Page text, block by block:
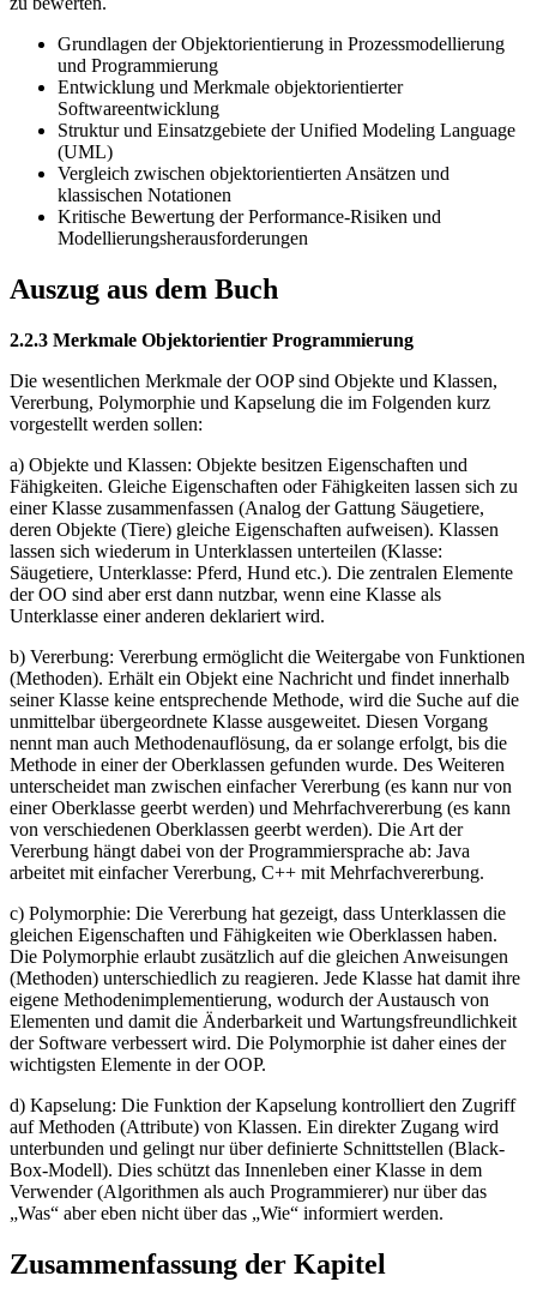
Grundlagen der Objektorientierung in Prozessmodellierung
und Programmierung
Entwicklung und Merkmale objektorientierter
Softwareentwicklung
Struktur und Einsatzgebiete der Unified Modeling Language
(UML)
Vergleich zwischen objektorientierten Ansätzen und
klassischen Notationen
Kritische Bewertung der Performance-Risiken und
Modellierungsherausforderungen
Auszug aus dem Buch
2.2.3 Merkmale Objektorientier Programmierung
Die wesentlichen Merkmale der OOP sind Objekte und Klassen,
Vererbung, Polymorphie und Kapselung die im Folgenden kurz
vorgestellt werden sollen:
a) Objekte und Klassen: Objekte besitzen Eigenschaften und
Fähigkeiten. Gleiche Eigenschaften oder Fähigkeiten lassen sich zu
einer Klasse zusammenfassen (Analog der Gattung Säugetiere,
deren Objekte (Tiere) gleiche Eigenschaften aufweisen). Klassen
lassen sich wiederum in Unterklassen unterteilen (Klasse:
Säugetiere, Unterklasse: Pferd, Hund etc.). Die zentralen Elemente
der OO sind aber erst dann nutzbar, wenn eine Klasse als
Unterklasse einer anderen deklariert wird.
b) Vererbung: Vererbung ermöglicht die Weitergabe von Funktionen
(Methoden). Erhält ein Objekt eine Nachricht und findet innerhalb
seiner Klasse keine entsprechende Methode, wird die Suche auf die
unmittelbar übergeordnete Klasse ausgeweitet. Diesen Vorgang
nennt man auch Methodenauflösung, da er solange erfolgt, bis die
Methode in einer der Oberklassen gefunden wurde. Des Weiteren
unterscheidet man zwischen einfacher Vererbung (es kann nur von
einer Oberklasse geerbt werden) und Mehrfachvererbung (es kann
von verschiedenen Oberklassen geerbt werden). Die Art der
Vererbung hängt dabei von der Programmiersprache ab: Java
arbeitet mit einfacher Vererbung, C++ mit Mehrfachvererbung.
c) Polymorphie: Die Vererbung hat gezeigt, dass Unterklassen die
gleichen Eigenschaften und Fähigkeiten wie Oberklassen haben.
Die Polymorphie erlaubt zusätzlich auf die gleichen Anweisungen
(Methoden) unterschiedlich zu reagieren. Jede Klasse hat damit ihre
eigene Methodenimplementierung, wodurch der Austausch von
Elementen und damit die Änderbarkeit und Wartungsfreundlichkeit
der Software verbessert wird. Die Polymorphie ist daher eines der
wichtigsten Elemente in der OOP.
d) Kapselung: Die Funktion der Kapselung kontrolliert den Zugriff
auf Methoden (Attribute) von Klassen. Ein direkter Zugang wird
unterbunden und gelingt nur über definierte Schnittstellen (Black-
Box-Modell). Dies schützt das Innenleben einer Klasse in dem
Verwender (Algorithmen als auch Programmierer) nur über das
„Was“ aber eben nicht über das „Wie“ informiert werden.
Zusammenfassung der Kapitel